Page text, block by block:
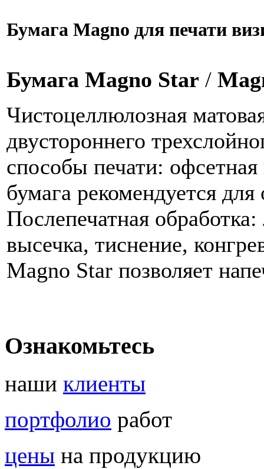
Бумага Magno для печати
Бумага Magno Star /
Чистоцеллюлозная
двустороннего
способы печати:
бумага рекомендуется
Послепечатная
высечка, тиснение,
Magno Star позволяет
Ознакомьтесь
наши клиенты
портфолио работ
цены на продукцию